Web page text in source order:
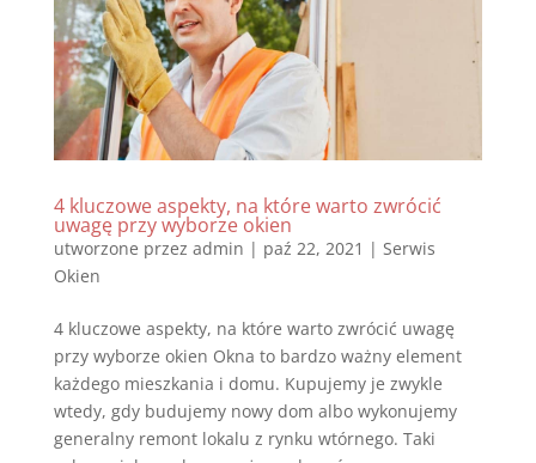
4 kluczowe aspekty, na które warto zwrócić
uwagę przy wyborze okien
utworzone przez admin | paź 22, 2021 | Serwis
Okien
4 kluczowe aspekty, na które warto zwrócić uwagę
przy wyborze okien Okna to bardzo ważny element
każdego mieszkania i domu. Kupujemy je zwykle
wtedy, gdy budujemy nowy dom albo wykonujemy
generalny remont lokalu z rynku wtórnego. Taki